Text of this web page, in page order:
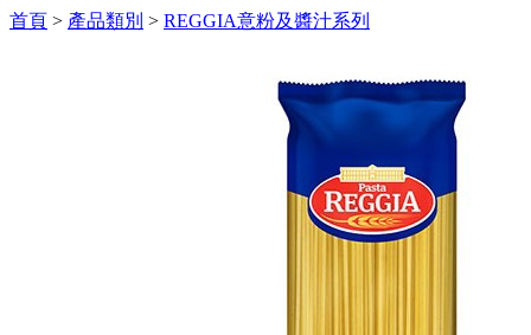
首頁 > 產品類別 > REGGIA意粉及醬汁系列